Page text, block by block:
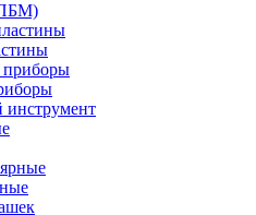
инструмент